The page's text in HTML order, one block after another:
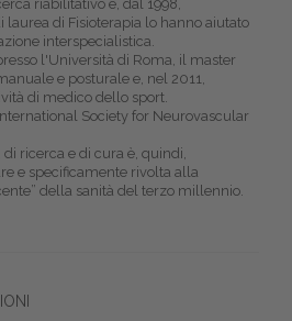
riabilitativo e, dal 1998,
laurea di Fisioterapia lo hanno aiutato
interspecialistica.
l'Università di Roma, il master
e posturale e, nel 2011,
di medico dello sport.
Society for Neurovascular
ricerca e di cura è, quindi,
e specificamente rivolta alla
della sanità del terzo millennio.